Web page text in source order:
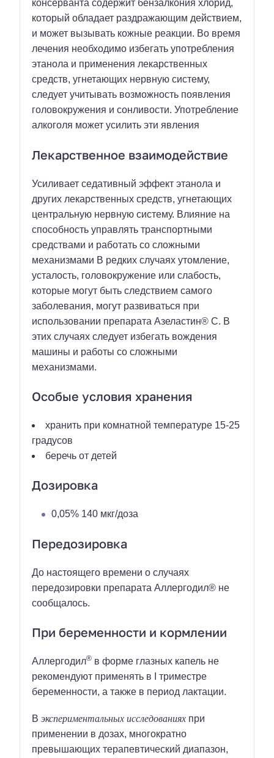
консерванта содержит бензалкония хлорид,
который обладает раздражающим действием,
и может вызывать кожные реакции. Во время
лечения необходимо избегать употребления
этанола и применения лекарственных
средств, угнетающих нервную систему,
следует учитывать возможность появления
головокружения и сонливости. Употребление
алкоголя может усилить эти явления
Лекарственное взаимодействие
Усиливает седативный эффект этанола и
других лекарственных средств, угнетающих
центральную нервную систему. Влияние на
способность управлять транспортными
средствами и работать со сложными
механизмами В редких случаях утомление,
усталость, головокружение или слабость,
которые могут быть следствием самого
заболевания, могут развиваться при
использовании препарата Азеластин® С. В
этих случаях следует избегать вождения
машины и работы со сложными
механизмами.
Особые условия хранения
хранить при комнатной температуре 15-25
градусов
беречь от детей
Дозировка
0,05% 140 мкг/доза
Передозировка
До настоящего времени о случаях
передозировки препарата Аллергодил® не
сообщалось.
При беременности и кормлении
Аллергодил® в форме глазных капель не
рекомендуют применять в I триместре
беременности, а также в период лактации.
Вэкспериментальных исследованиях при
применении в дозах, многократно
превышающих терапевтический диапазон,